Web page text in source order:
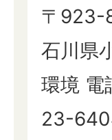
〒923-
石川県
環境
23-